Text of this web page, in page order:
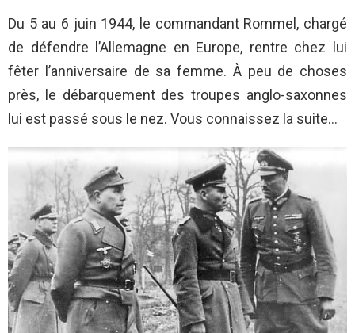
Du 5 au 6 juin 1944, le commandant Rommel, chargé
de défendre l’Allemagne en Europe, rentre chez lui
fêter l’anniversaire de sa femme. À peu de choses
près, le débarquement des troupes anglo-saxonnes
lui est passé sous le nez. Vous connaissez la suite…